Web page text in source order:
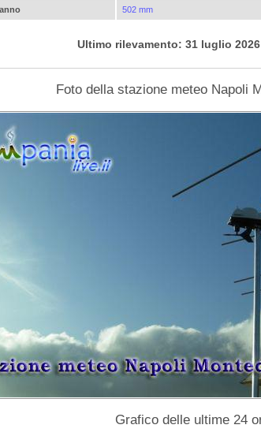
502 mm
Ultimo rilevamento: 31 luglio
Foto della stazione meteo Napoli
Grafico delle ultime 24